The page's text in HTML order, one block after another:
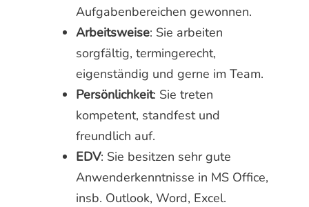
Aufgabenbereichen gewonnen.
Arbeitsweise: Sie arbeiten
sorgfältig, termingerecht,
eigenständig und gerne im Team.
Persönlichkeit: Sie treten
kompetent, standfest und
freundlich auf.
EDV: Sie besitzen sehr gute
Anwenderkenntnisse in MS Office,
insb. Outlook, Word, Excel.